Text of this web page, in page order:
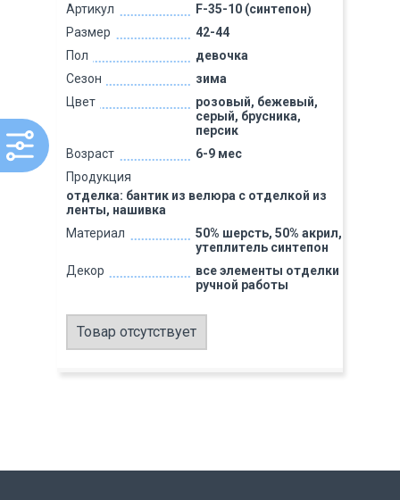
Артикул
F-35-10 (синтепон)
Размер
42-44
Пол
девочка
Сезон
зима
Цвет
розовый, бежевый,
серый, брусника,
персик
Возраст
6-9 мес
Продукция
отделка: бантик из велюра с отделкой из
ленты, нашивка
Материал
50% шерсть, 50% акрил,
утеплитель синтепон
Декор
все элементы отделки
ручной работы
Товар отсутствует